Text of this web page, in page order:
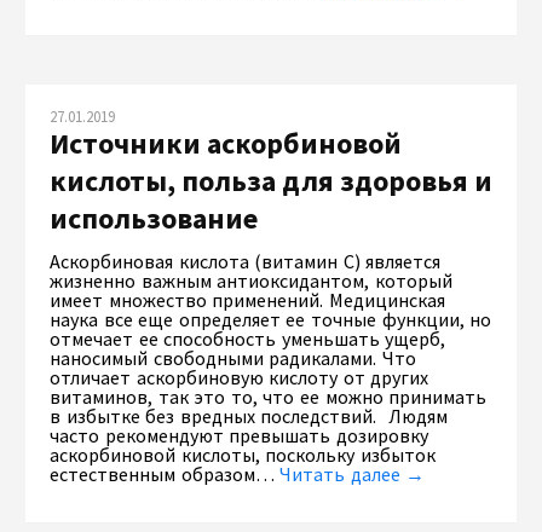
27.01.2019
Источники аскорбиновой
кислоты, польза для здоровья и
использование
Аскорбиновая кислота (витамин С) является
жизненно важным антиоксидантом, который
имеет множество применений. Медицинская
наука все еще определяет ее точные функции, но
отмечает ее способность уменьшать ущерб,
наносимый свободными радикалами. Что
отличает аскорбиновую кислоту от других
витаминов, так это то, что ее можно принимать
в избытке без вредных последствий. Людям
часто рекомендуют превышать дозировку
аскорбиновой кислоты, поскольку избыток
естественным образом…Читать далее →